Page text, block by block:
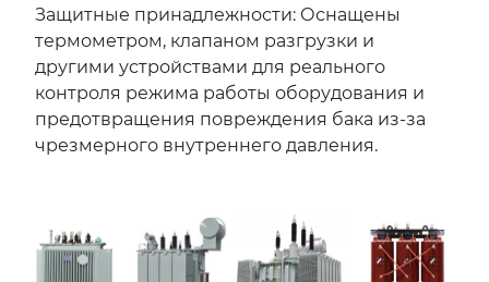
Защитные принадлежности: Оснащены
термометром, клапаном разгрузки и
другими устройствами для реального
контроля режима работы оборудования и
предотвращения повреждения бака из-за
чрезмерного внутреннего давления.